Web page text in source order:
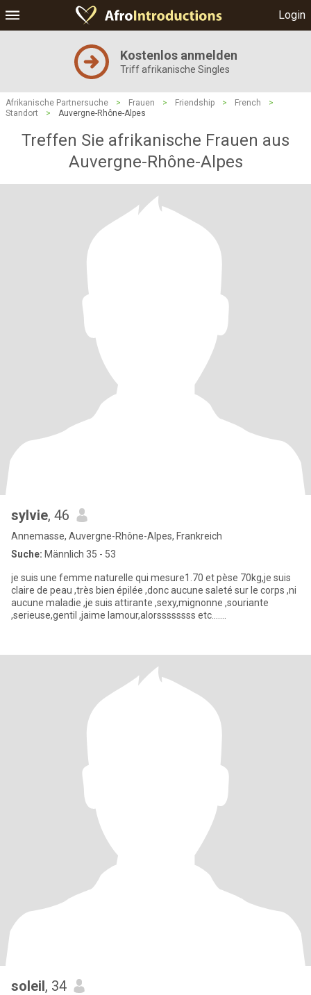
Login
Kostenlos anmelden
Triff afrikanische Singles
Afrikanische Partnersuche > Frauen > Friendship > French
>
Standort
> Auvergne-Rhône-Alpes
Treffen Sie afrikanische Frauen aus
Auvergne-Rhône-Alpes
sylvie, 46
Annemasse, Auvergne-Rhône-Alpes, Frankreich
Suche: Männlich 35 - 53
je suis une femme naturelle qui mesure1.70 et pèse 70kg,je suis
claire de peau ,très bien épilée ,donc aucune saleté sur le corps ,ni
aucune maladie ,je suis attirante ,sexy,mignonne ,souriante
,serieuse,gentil ,jaime lamour,alorssssssss etc.......
soleil, 34